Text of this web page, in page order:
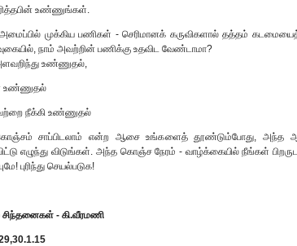
உண்ணுங்கள்.
முக்கிய பணிகள் - செரிமானக் கருவிகளால் தத்தம்
நாம் அவற்றின் பணிக்கு உதவிட வேண்டாமா?
உண்ணுதல்,
உண்ணுதல்
நீக்கி உண்ணுதல்
சாப்பிடலாம் என்ற ஆசை உங்களைத் தூண்டும்போது, அந்த
எழுந்து விடுங்கள். அந்த கொஞ்ச நேரம் - வாழ்க்கையில் நீங்கள்
புரிந்து செயல்படுக!
சிந்தனைகள் - கி.வீரமணி